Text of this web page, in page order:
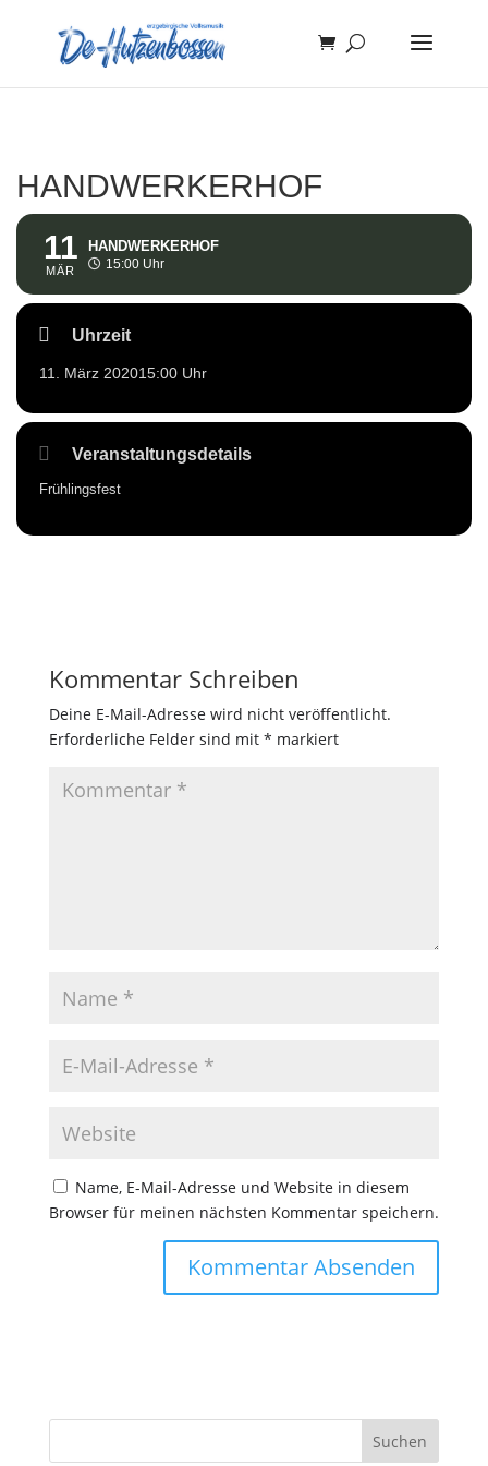
HANDWERKERHOF
11
MÄR
HANDWERKERHOF
15:00 Uhr
Uhrzeit
11. März 202015:00 Uhr
Veranstaltungsdetails
Frühlingsfest
Kommentar Schreiben
Deine E-Mail-Adresse wird nicht veröffentlicht.
Erforderliche Felder sind mit * markiert
Name, E-Mail-Adresse und Website in diesem
Browser für meinen nächsten Kommentar speichern.